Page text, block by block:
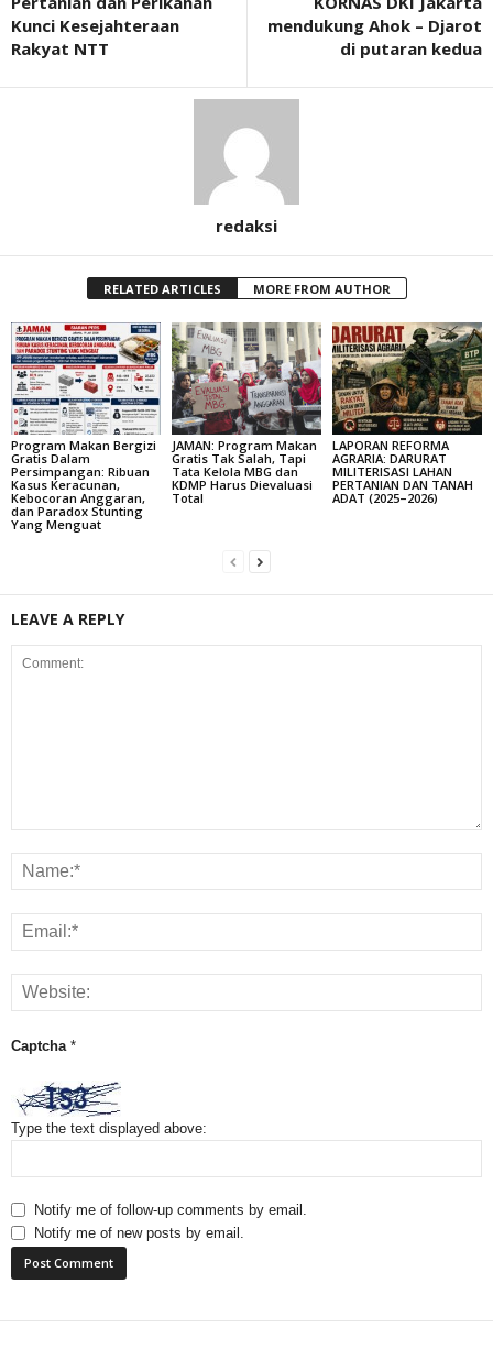
Kunci Kesejahteraan
Rakyat NTT
mendukung Ahok – Djarot
di putaran kedua
redaksi
RELATED ARTICLES MORE FROM AUTHOR
Program Makan Bergizi
Gratis Dalam
Persimpangan: Ribuan
Kasus Keracunan,
Kebocoran Anggaran,
dan Paradox Stunting
Yang Menguat
JAMAN: Program Makan
Gratis Tak Salah, Tapi
Tata Kelola MBG dan
KDMP Harus Dievaluasi
Total
LAPORAN REFORMA
AGRARIA: DARURAT
MILITERISASI LAHAN
PERTANIAN DAN TANAH
ADAT (2025–2026)
LEAVE A REPLY
Captcha *
Type the text displayed above:
Notify me of follow-up comments by email.
Notify me of new posts by email.